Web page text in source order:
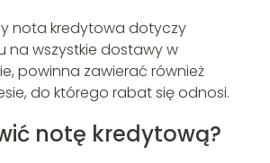
nota kredytowa dotyczy
na wszystkie dostawy w
powinna zawierać również
do którego rabat się odnosi.
notę kredytową?